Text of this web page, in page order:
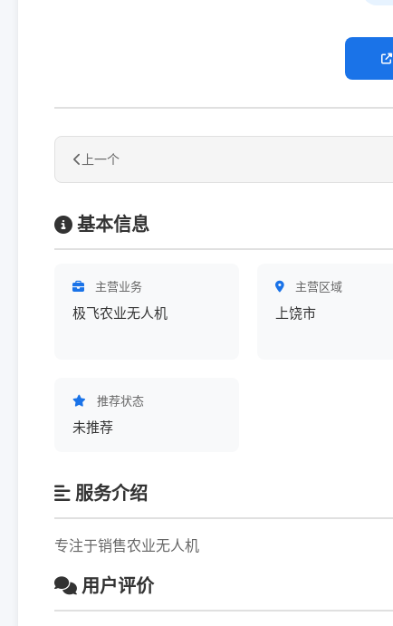
上一个
基本信息
主营业务
极飞农业无人机
主营区域
上饶市
推荐状态
未推荐
服务介绍
专注于销售农业无人机
用户评价